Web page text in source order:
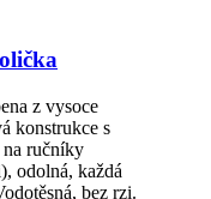
z vysoce
konstrukce s
na ručníky
odolná, každá
bez rzi.